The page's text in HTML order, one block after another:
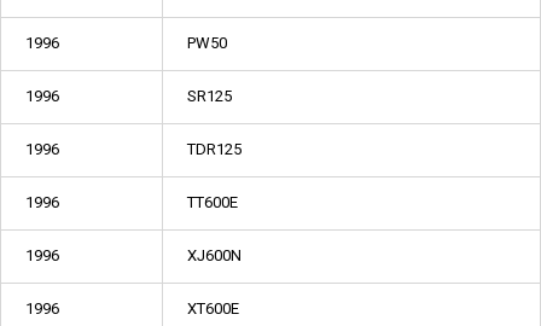
1996 PW50
1996 SR125
1996 TDR125
1996 TT600E
1996 XJ600N
1996 XT600E